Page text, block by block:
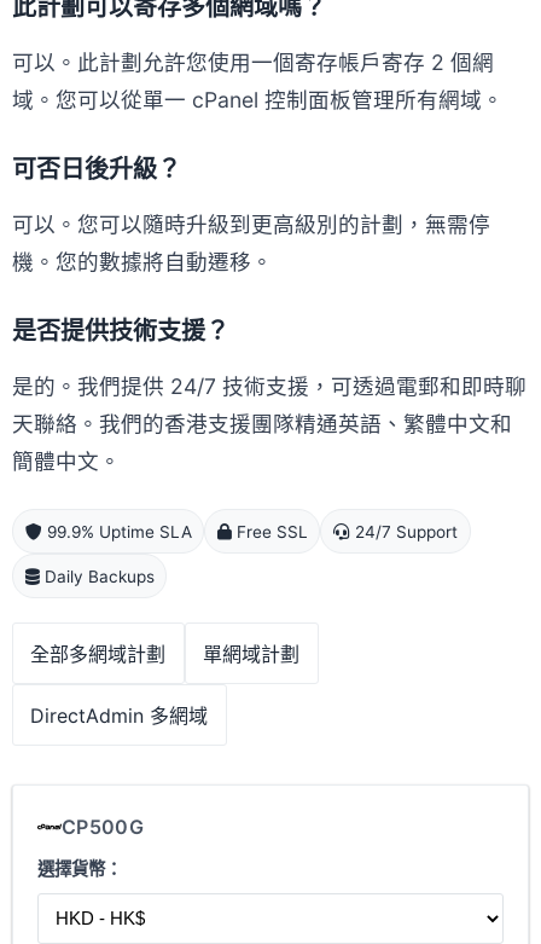
此計劃可以寄存多個網域嗎？
可以。此計劃允許您使用一個寄存帳戶寄存 2 個網
域。您可以從單一 cPanel 控制面板管理所有網域。
可否日後升級？
可以。您可以隨時升級到更高級別的計劃，無需停
機。您的數據將自動遷移。
是否提供技術支援？
是的。我們提供 24/7 技術支援，可透過電郵和即時聊
天聯絡。我們的香港支援團隊精通英語、繁體中文和
簡體中文。
99.9% Uptime SLA Free SSL 24/7 Support
Daily Backups
全部多網域計劃 單網域計劃
DirectAdmin 多網域
CP500G
選擇貨幣：